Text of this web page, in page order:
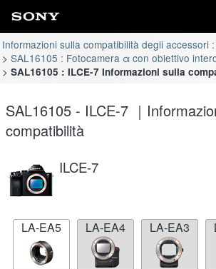
Informazioni sulla compatibilità degli accessori
SAL16105 : Fotocamera α con obiettivo
SAL16105 : ILCE-7 Informazioni sulla
SAL16105 - ILCE-7 ｜
compatibilità
ILCE-7
LA-EA5 LA-EA4 LA-EA3